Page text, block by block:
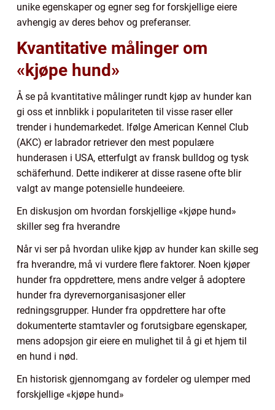
unike egenskaper og egner seg for forskjellige eiere
avhengig av deres behov og preferanser.
Kvantitative målinger om
«kjøpe hund»
Å se på kvantitative målinger rundt kjøp av hunder kan
gi oss et innblikk i populariteten til visse raser eller
trender i hundemarkedet. Ifølge American Kennel Club
(AKC) er labrador retriever den mest populære
hunderasen i USA, etterfulgt av fransk bulldog og tysk
schäferhund. Dette indikerer at disse rasene ofte blir
valgt av mange potensielle hundeeiere.
En diskusjon om hvordan forskjellige «kjøpe hund»
skiller seg fra hverandre
Når vi ser på hvordan ulike kjøp av hunder kan skille seg
fra hverandre, må vi vurdere flere faktorer. Noen kjøper
hunder fra oppdrettere, mens andre velger å adoptere
hunder fra dyrevernorganisasjoner eller
redningsgrupper. Hunder fra oppdrettere har ofte
dokumenterte stamtavler og forutsigbare egenskaper,
mens adopsjon gir eiere en mulighet til å gi et hjem til
en hund i nød.
En historisk gjennomgang av fordeler og ulemper med
forskjellige «kjøpe hund»